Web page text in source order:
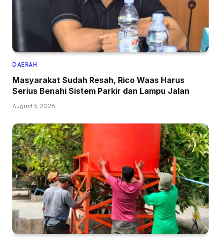
DAERAH
Masyarakat Sudah Resah, Rico Waas Harus
Serius Benahi Sistem Parkir dan Lampu Jalan
August 5, 2026